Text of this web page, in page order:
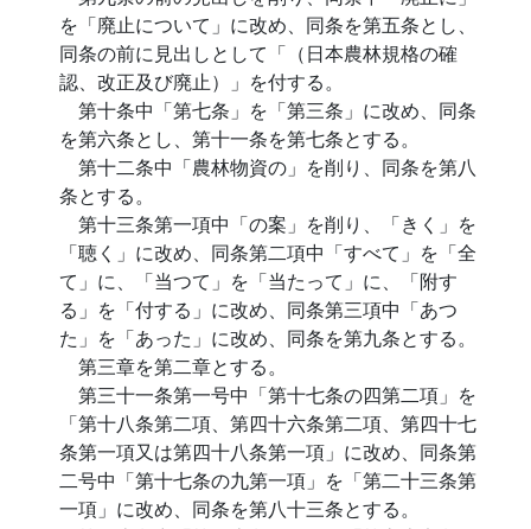
を「廃止について」に改め、同条を第五条とし、
同条の前に見出しとして「（日本農林規格の確
認、改正及び廃止）」を付する。
第十条中「第七条」を「第三条」に改め、同条
を第六条とし、第十一条を第七条とする。
第十二条中「農林物資の」を削り、同条を第八
条とする。
第十三条第一項中「の案」を削り、「きく」を
「聴く」に改め、同条第二項中「すべて」を「全
て」に、「当つて」を「当たって」に、「附す
る」を「付する」に改め、同条第三項中「あつ
た」を「あった」に改め、同条を第九条とする。
第三章を第二章とする。
第三十一条第一号中「第十七条の四第二項」を
「第十八条第二項、第四十六条第二項、第四十七
条第一項又は第四十八条第一項」に改め、同条第
二号中「第十七条の九第一項」を「第二十三条第
一項」に改め、同条を第八十三条とする。